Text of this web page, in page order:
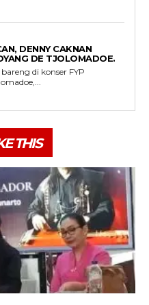
DENNY CAKNAN
DE TJOLOMADOE.
di konser FYP
THIS